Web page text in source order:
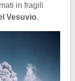
in fragili
Vesuvio.